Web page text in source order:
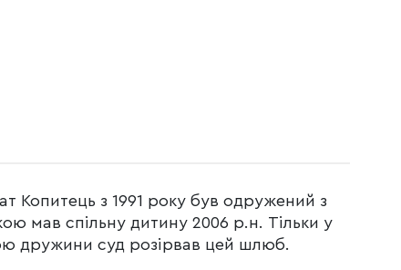
Копитець з 1991 року був одружений з
мав спільну дитину 2006 р.н. Тільки у
дружини суд розірвав цей шлюб.